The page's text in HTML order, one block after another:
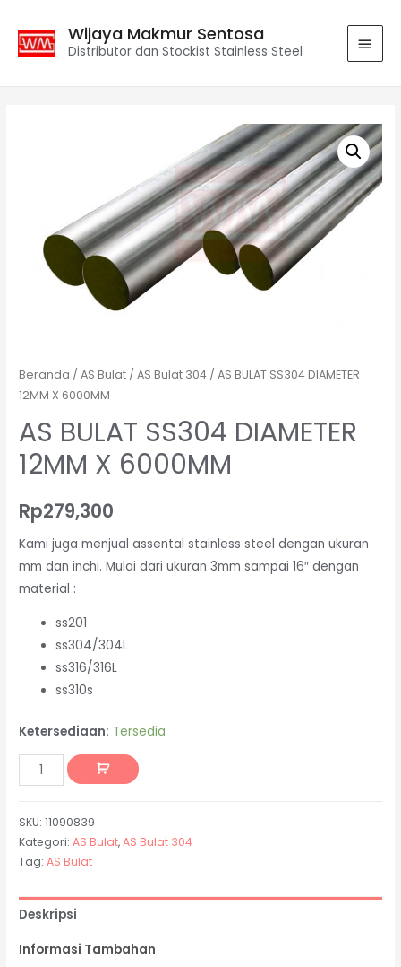
Wijaya Makmur Sentosa
Distributor dan Stockist Stainless Steel
Beranda /AS Bulat /AS Bulat 304 / AS BULAT SS304 DIAMETER
12MM X 6000MM
AS BULAT SS304 DIAMETER
12MM X 6000MM
Rp279,300
Kami juga menjual assental stainless steel dengan ukuran
mm dan inchi. Mulai dari ukuran 3mm sampai 16″ dengan
material :
ss201
ss304/304L
ss316/316L
ss310s
Ketersediaan: Tersedia
SKU:11090839
Kategori:AS Bulat,AS Bulat 304
Tag:AS Bulat
Deskripsi
Informasi Tambahan